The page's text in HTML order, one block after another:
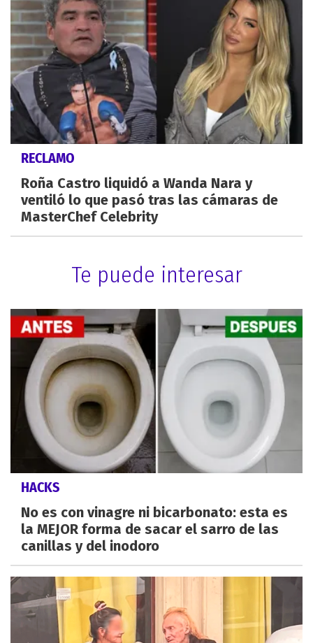
RECLAMO
Roña Castro liquidó a Wanda Nara y
ventiló lo que pasó tras las cámaras de
MasterChef Celebrity
Te puede interesar
HACKS
No es con vinagre ni bicarbonato: esta es
la MEJOR forma de sacar el sarro de las
canillas y del inodoro